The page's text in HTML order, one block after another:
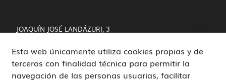
JOAQUÍN JOSÉ LANDÁZURI, 3
01008 VITORIA-GASTEIZ
POLÍTICA DE COOKIES Y PRIVACIDAD
Esta web únicamente utiliza cookies propias y de
terceros con finalidad técnica para permitir la
navegación de las personas usuarias, facilitar